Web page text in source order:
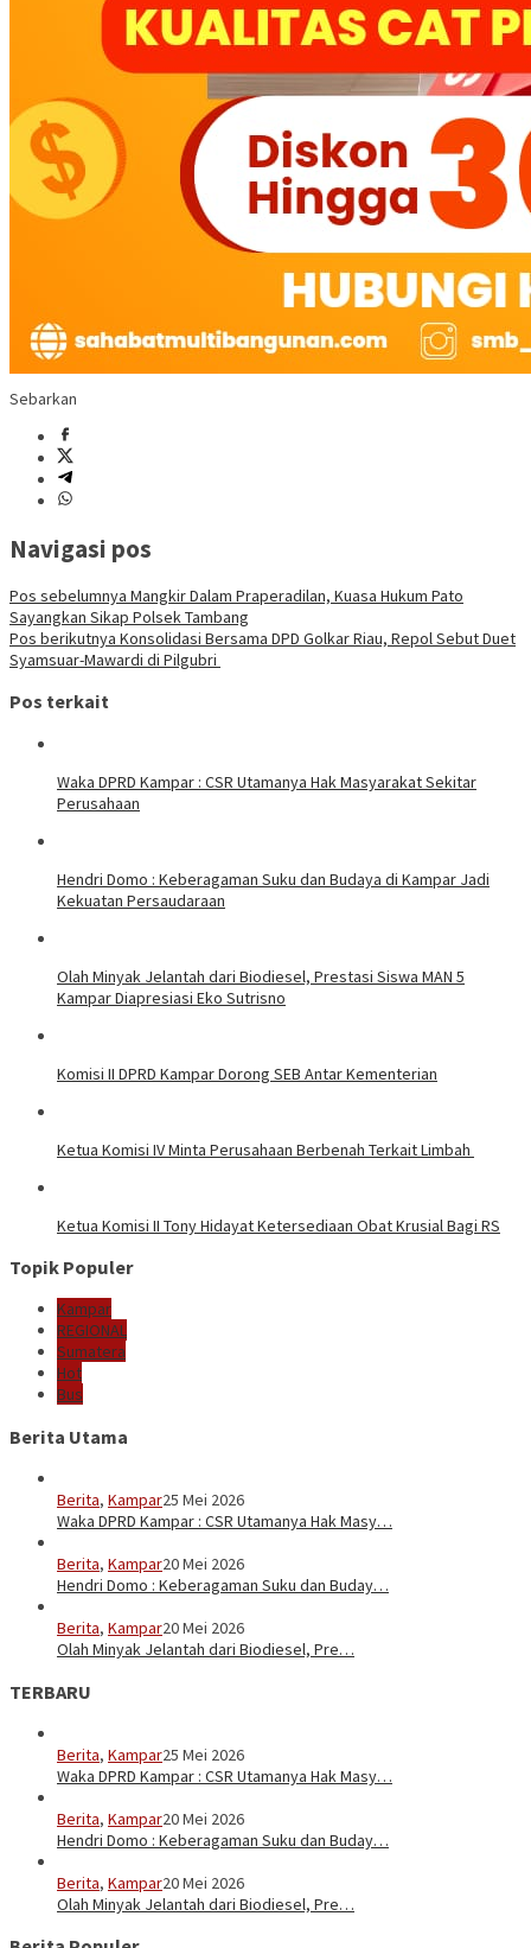
Sebarkan
Navigasi pos
Pos sebelumnya Mangkir Dalam Praperadilan, Kuasa Hukum Pato
Sayangkan Sikap Polsek Tambang
Pos berikutnya Konsolidasi Bersama DPD Golkar Riau, Repol Sebut Duet
Syamsuar-Mawardi di Pilgubri
Pos terkait
Waka DPRD Kampar : CSR Utamanya Hak Masyarakat Sekitar
Perusahaan
Hendri Domo : Keberagaman Suku dan Budaya di Kampar Jadi
Kekuatan Persaudaraan
Olah Minyak Jelantah dari Biodiesel, Prestasi Siswa MAN 5
Kampar Diapresiasi Eko Sutrisno
Komisi II DPRD Kampar Dorong SEB Antar Kementerian
Ketua Komisi IV Minta Perusahaan Berbenah Terkait Limbah
Ketua Komisi II Tony Hidayat Ketersediaan Obat Krusial Bagi RS
Topik Populer
Kampar
REGIONAL
Sumatera
Hot
Bus
Berita Utama
Berita, Kampar25 Mei 2026
Waka DPRD Kampar : CSR Utamanya Hak Masy…
Berita, Kampar20 Mei 2026
Hendri Domo : Keberagaman Suku dan Buday…
Berita, Kampar20 Mei 2026
Olah Minyak Jelantah dari Biodiesel, Pre…
TERBARU
Berita, Kampar25 Mei 2026
Waka DPRD Kampar : CSR Utamanya Hak Masy…
Berita, Kampar20 Mei 2026
Hendri Domo : Keberagaman Suku dan Buday…
Berita, Kampar20 Mei 2026
Olah Minyak Jelantah dari Biodiesel, Pre…